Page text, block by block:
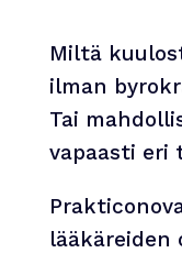
Miltä
ilman
Tai
vapaasti eri
lääkäreiden